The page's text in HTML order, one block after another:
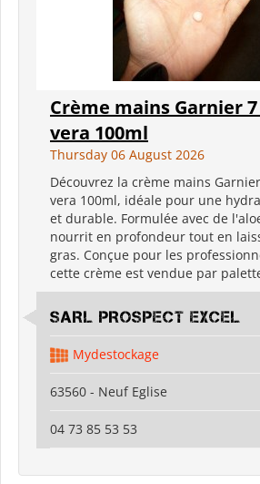
Crème mains Garnier
vera 100ml
Thursday 06 August 2026
Découvrez la crème mains
vera 100ml, idéale pour une
et durable. Formulée avec de
nourrit en profondeur tout en
gras. Conçue pour les
cette crème est vendue par
SARL PROSPECT EXCEL
Mydestockage
63560 - Neuf Eglise
04 73 85 53 53